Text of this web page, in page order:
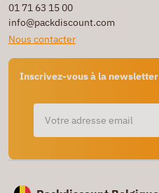
01 71 63 15 00
info@packdiscount.com
Nous contacter
Inscrivez-vous à la